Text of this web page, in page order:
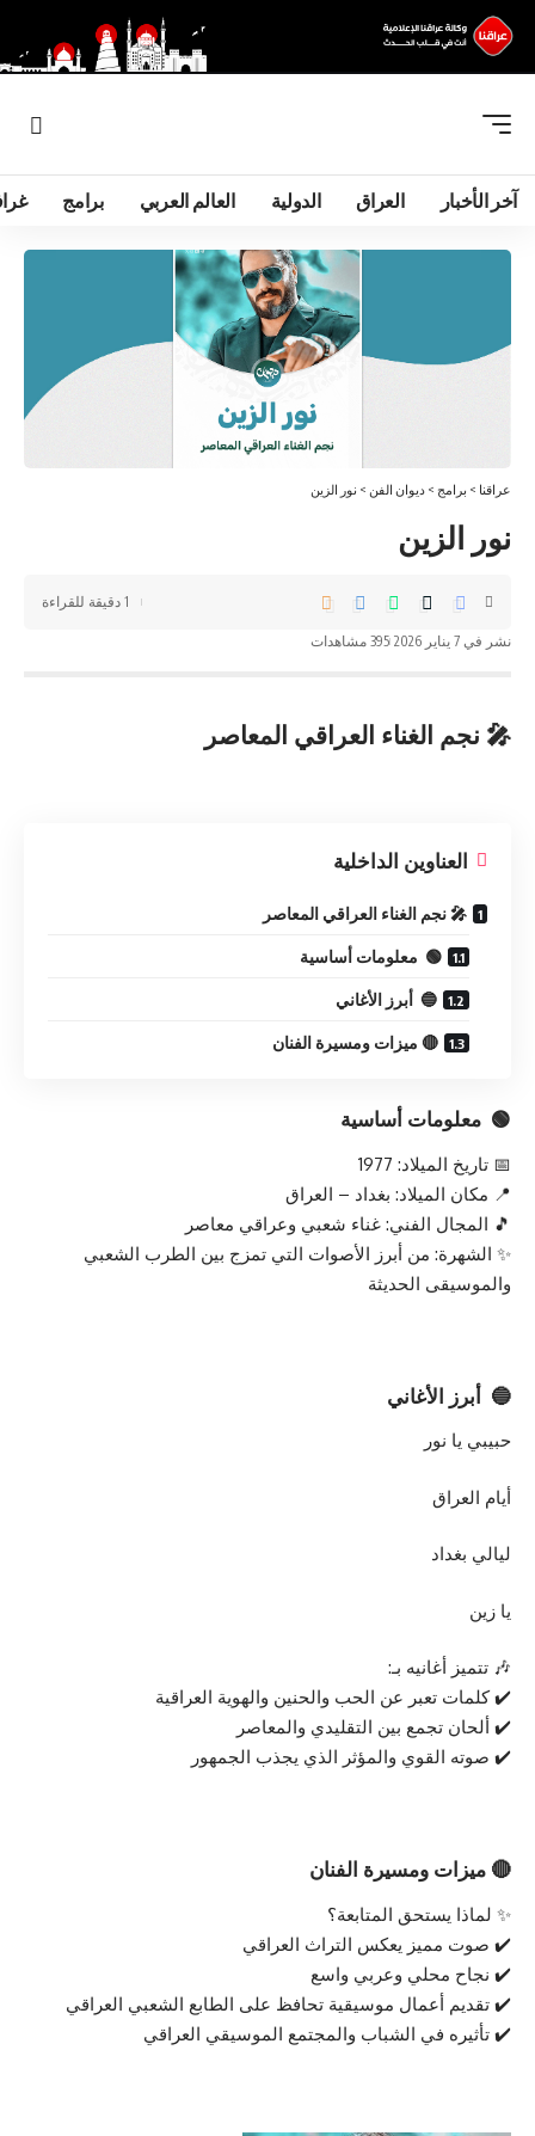
آخر الأخبار العراق الدولية العالم العربي برامج
عراقنا > برامج > ديوان الفن > نور الزين
نور الزين
نشر في 7 يناير 2026 395 مشاهدات
1 دقيقة للقراءة
🎤 نجم الغناء العراقي المعاصر
العناوين الداخلية
🎤 نجم الغناء العراقي المعاصر
🟢 معلومات أساسية
🔵 أبرز الأغاني
🔴 ميزات ومسيرة الفنان
🟢 معلومات أساسية
📅 تاريخ الميلاد: 1977
📍 مكان الميلاد: بغداد – العراق
🎵 المجال الفني: غناء شعبي وعراقي معاصر
✨ الشهرة: من أبرز الأصوات التي تمزج بين الطرب الشعبي
والموسيقى الحديثة
🔵 أبرز الأغاني
حبيبي يا نور
أيام العراق
ليالي بغداد
يا زين
🎶 تتميز أغانيه بـ:
✔️ كلمات تعبر عن الحب والحنين والهوية العراقية
✔️ ألحان تجمع بين التقليدي والمعاصر
✔️ صوته القوي والمؤثر الذي يجذب الجمهور
🔴 ميزات ومسيرة الفنان
✨ لماذا يستحق المتابعة؟
✔️ صوت مميز يعكس التراث العراقي
✔️ نجاح محلي وعربي واسع
✔️ تقديم أعمال موسيقية تحافظ على الطابع الشعبي العراقي
✔️ تأثيره في الشباب والمجتمع الموسيقي العراقي